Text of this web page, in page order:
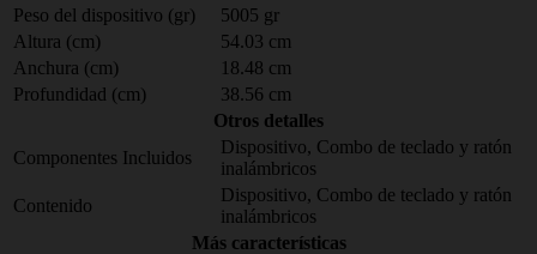
Peso del dispositivo (gr)
5005 gr
Altura (cm)
54.03 cm
Anchura (cm)
18.48 cm
Profundidad (cm)
38.56 cm
Otros detalles
Componentes Incluidos
Dispositivo, Combo de teclado y ratón
inalámbricos
Contenido
Dispositivo, Combo de teclado y ratón
inalámbricos
Más características